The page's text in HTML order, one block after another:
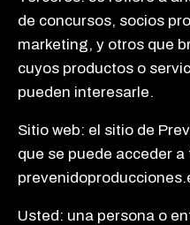
de concursos, socios
marketing, y otros que
cuyos productos o
pueden interesarle.
Sitio web: el sitio de
que se puede acceder a
Usted: una persona o